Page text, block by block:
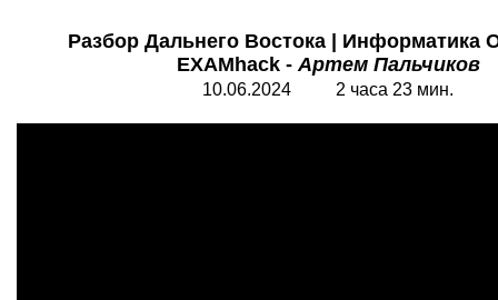
Разбор Дальнего Востока | Информатика
EXAMhack -Артем Пальчиков
10.06.2024 2 часа 23 мин.